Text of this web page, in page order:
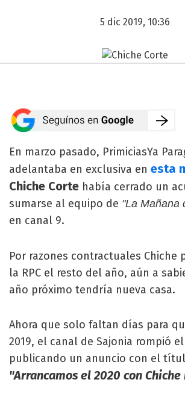
5 dic 2019, 10:36
En marzo pasado, PrimiciasYa
adelantaba en exclusiva en esta
Chiche Corte había cerrado un
sumarse al equipo de "La Mañana
en canal 9.
Por razones contractuales Chiche
la RPC el resto del año, aún a
año próximo tendría nueva casa.
Ahora que solo faltan días para
2019, el canal de Sajonia rompió
publicando un anuncio con el
"Arrancamos el 2020 con